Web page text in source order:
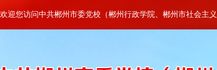
欢迎您访问中共郴州市委党校（郴州行政学院、郴州市社会主